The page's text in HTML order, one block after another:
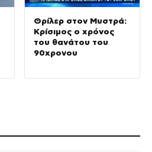
Θρίλερ στον Μυστρά:
Κρίσιμος ο χρόνος
του θανάτου του
90χρονου